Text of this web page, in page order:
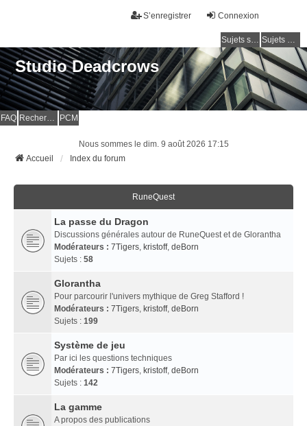
Connexion
S’enregistrer
Sujets sans réponse Sujets actifs
Studio Deadcrows
FAQ Rechercher PCM
Nous sommes le dim. 9 août 2026 17:15
Accueil
Index du forum
RuneQuest
La passe du Dragon
Discussions générales autour de RuneQuest et de Glorantha
Modérateurs : 7Tigers, kristoff, deBorn
Sujets : 58
Glorantha
Pour parcourir l'univers mythique de Greg Stafford !
Modérateurs : 7Tigers, kristoff, deBorn
Sujets : 199
Système de jeu
Par ici les questions techniques
Modérateurs : 7Tigers, kristoff, deBorn
Sujets : 142
La gamme
A propos des publications